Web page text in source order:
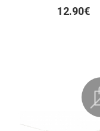
12.90€